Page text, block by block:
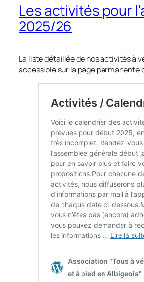
Les activités pour
2025/26
La liste détaillée de nos activités à
accessible sur la page permanente